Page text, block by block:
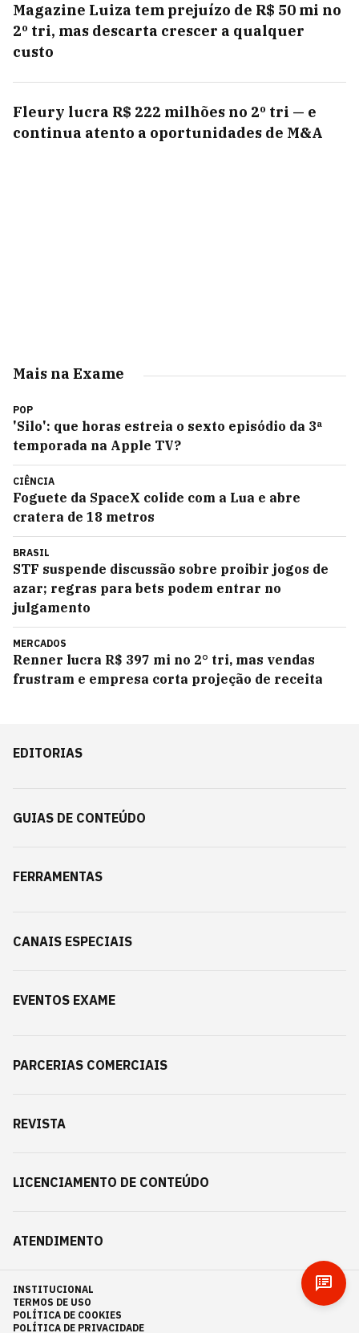
Magazine Luiza tem prejuízo de R$ 50 mi no
2º tri, mas descarta crescer a qualquer
custo
Fleury lucra R$ 222 milhões no 2º tri — e
continua atento a oportunidades de M&A
Mais na Exame
POP
'Silo': que horas estreia o sexto episódio da 3ª
temporada na Apple TV?
CIÊNCIA
Foguete da SpaceX colide com a Lua e abre
cratera de 18 metros
BRASIL
STF suspende discussão sobre proibir jogos de
azar; regras para bets podem entrar no
julgamento
MERCADOS
Renner lucra R$ 397 mi no 2° tri, mas vendas
frustram e empresa corta projeção de receita
EDITORIAS
GUIAS DE CONTEÚDO
FERRAMENTAS
CANAIS ESPECIAIS
EVENTOS EXAME
PARCERIAS COMERCIAIS
REVISTA
LICENCIAMENTO DE CONTEÚDO
ATENDIMENTO
INSTITUCIONAL
TERMOS DE USO
POLÍTICA DE COOKIES
POLÍTICA DE PRIVACIDADE